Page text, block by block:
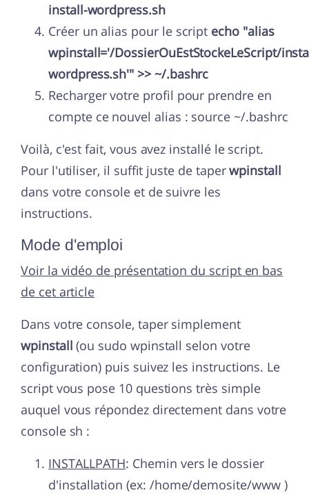
install-wordpress.sh
Créer un alias pour le script echo "alias
wpinstall='/DossierOuEstStockeLeScript/
wordpress.sh'" >> ~/.bashrc
Recharger votre profil pour prendre en
compte ce nouvel alias : source ~/.bashrc
Voilà, c'est fait, vous avez installé le script.
Pour l'utiliser, il suffit juste de taperwpinstall
dans votre console et de suivre les
instructions.
Mode d'emploi
Voir la vidéo de présentation du script en bas
de cet article
Dans votre console, taper simplement
wpinstall (ou sudo wpinstall selon votre
configuration) puis suivez les instructions. Le
script vous pose 10 questions très simple
auquel vous répondez directement dans votre
console sh :
INSTALLPATH: Chemin vers le dossier
d'installation (ex: /home/demosite/www )